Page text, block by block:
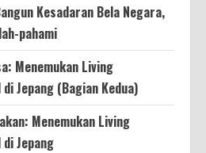
Kesadaran Bela Negara,
pahami
Menemukan Living
Jepang (Bagian Kedua)
Menemukan Living
Jepang